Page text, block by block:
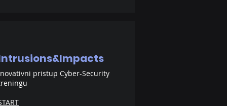
pristup Cyber-Security